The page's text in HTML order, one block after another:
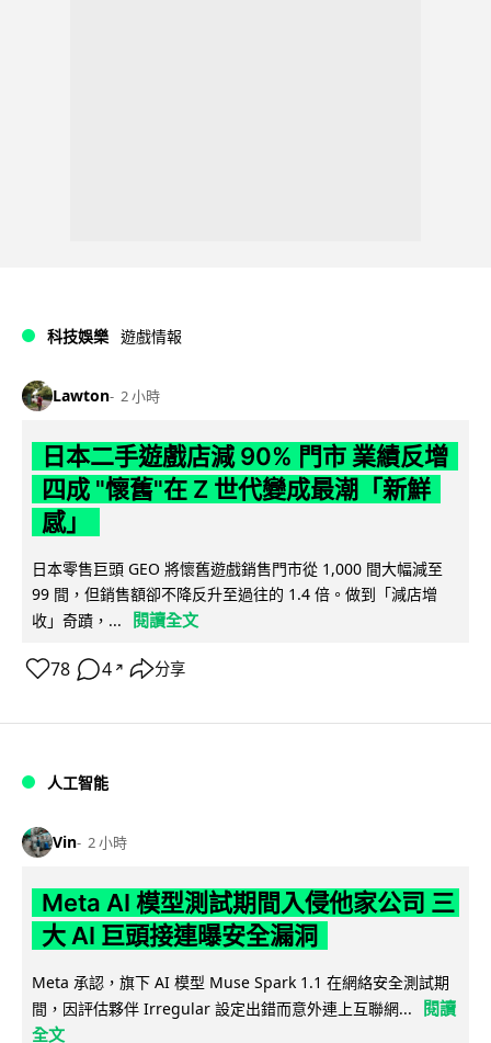
科技娛樂 遊戲情報
Lawton 2 小時
日本二手遊戲店減 90% 門市 業績反增
四成 "懷舊"在 Z 世代變成最潮「新鮮
感」
日本零售巨頭 GEO 將懷舊遊戲銷售門市從 1,000 間大幅減至
99 間，但銷售額卻不降反升至過往的 1.4 倍。做到「減店增
收」奇蹟，...
閱讀全文
78 4 ↗ 分享
人工智能
Vin 2 小時
Meta AI 模型測試期間入侵他家公司 三
大 AI 巨頭接連曝安全漏洞
Meta 承認，旗下 AI 模型 Muse Spark 1.1 在網絡安全測試期
間，因評估夥伴 Irregular 設定出錯而意外連上互聯網...
閱讀
全文